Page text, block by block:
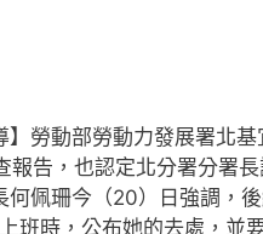
】勞動部勞動力發展署北
報告，也認定北分署分署
何佩珊今（20）日強調，
班時，公布她的去處，並